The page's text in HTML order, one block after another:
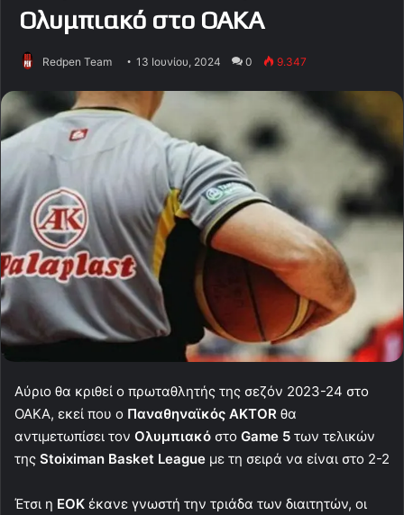
Ολυμπιακό στο ΟΑΚΑ
Redpen Team 13 Ιουνίου, 2024 0 9.347
Αύριο θα κριθεί ο πρωταθλητής της σεζόν 2023-24 στο
ΟΑΚΑ, εκεί που ο Παναθηναϊκός AKTOR θα
αντιμετωπίσει τον Ολυμπιακό στο Game 5 των τελικών
της Stoiximan Basket League με τη σειρά να είναι στο 2-2
Έτσι η ΕΟΚ έκανε γνωστή την τριάδα των διαιτητών, οι